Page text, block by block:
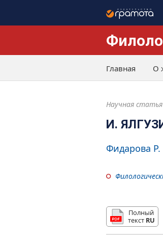
Главная О
Научная статья
И.
Фидарова Р.
Полный
текст RU